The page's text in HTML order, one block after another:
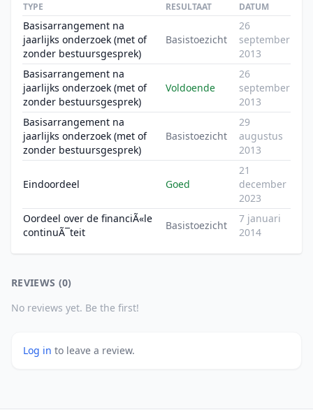
TYPE RESULTAAT DATUM
Basisarrangement na
jaarlijks onderzoek (met of
zonder bestuursgesprek)
Basistoezicht
26
september
2013
Basisarrangement na
jaarlijks onderzoek (met of
zonder bestuursgesprek)
Voldoende
26
september
2013
Basisarrangement na
jaarlijks onderzoek (met of
zonder bestuursgesprek)
Basistoezicht
29
augustus
2013
Eindoordeel Goed
21
december
2023
Oordeel over de financiÃ«le
continuÃ¯teit
Basistoezicht
7 januari
2014
REVIEWS (0)
No reviews yet. Be the first!
Log in to leave a review.